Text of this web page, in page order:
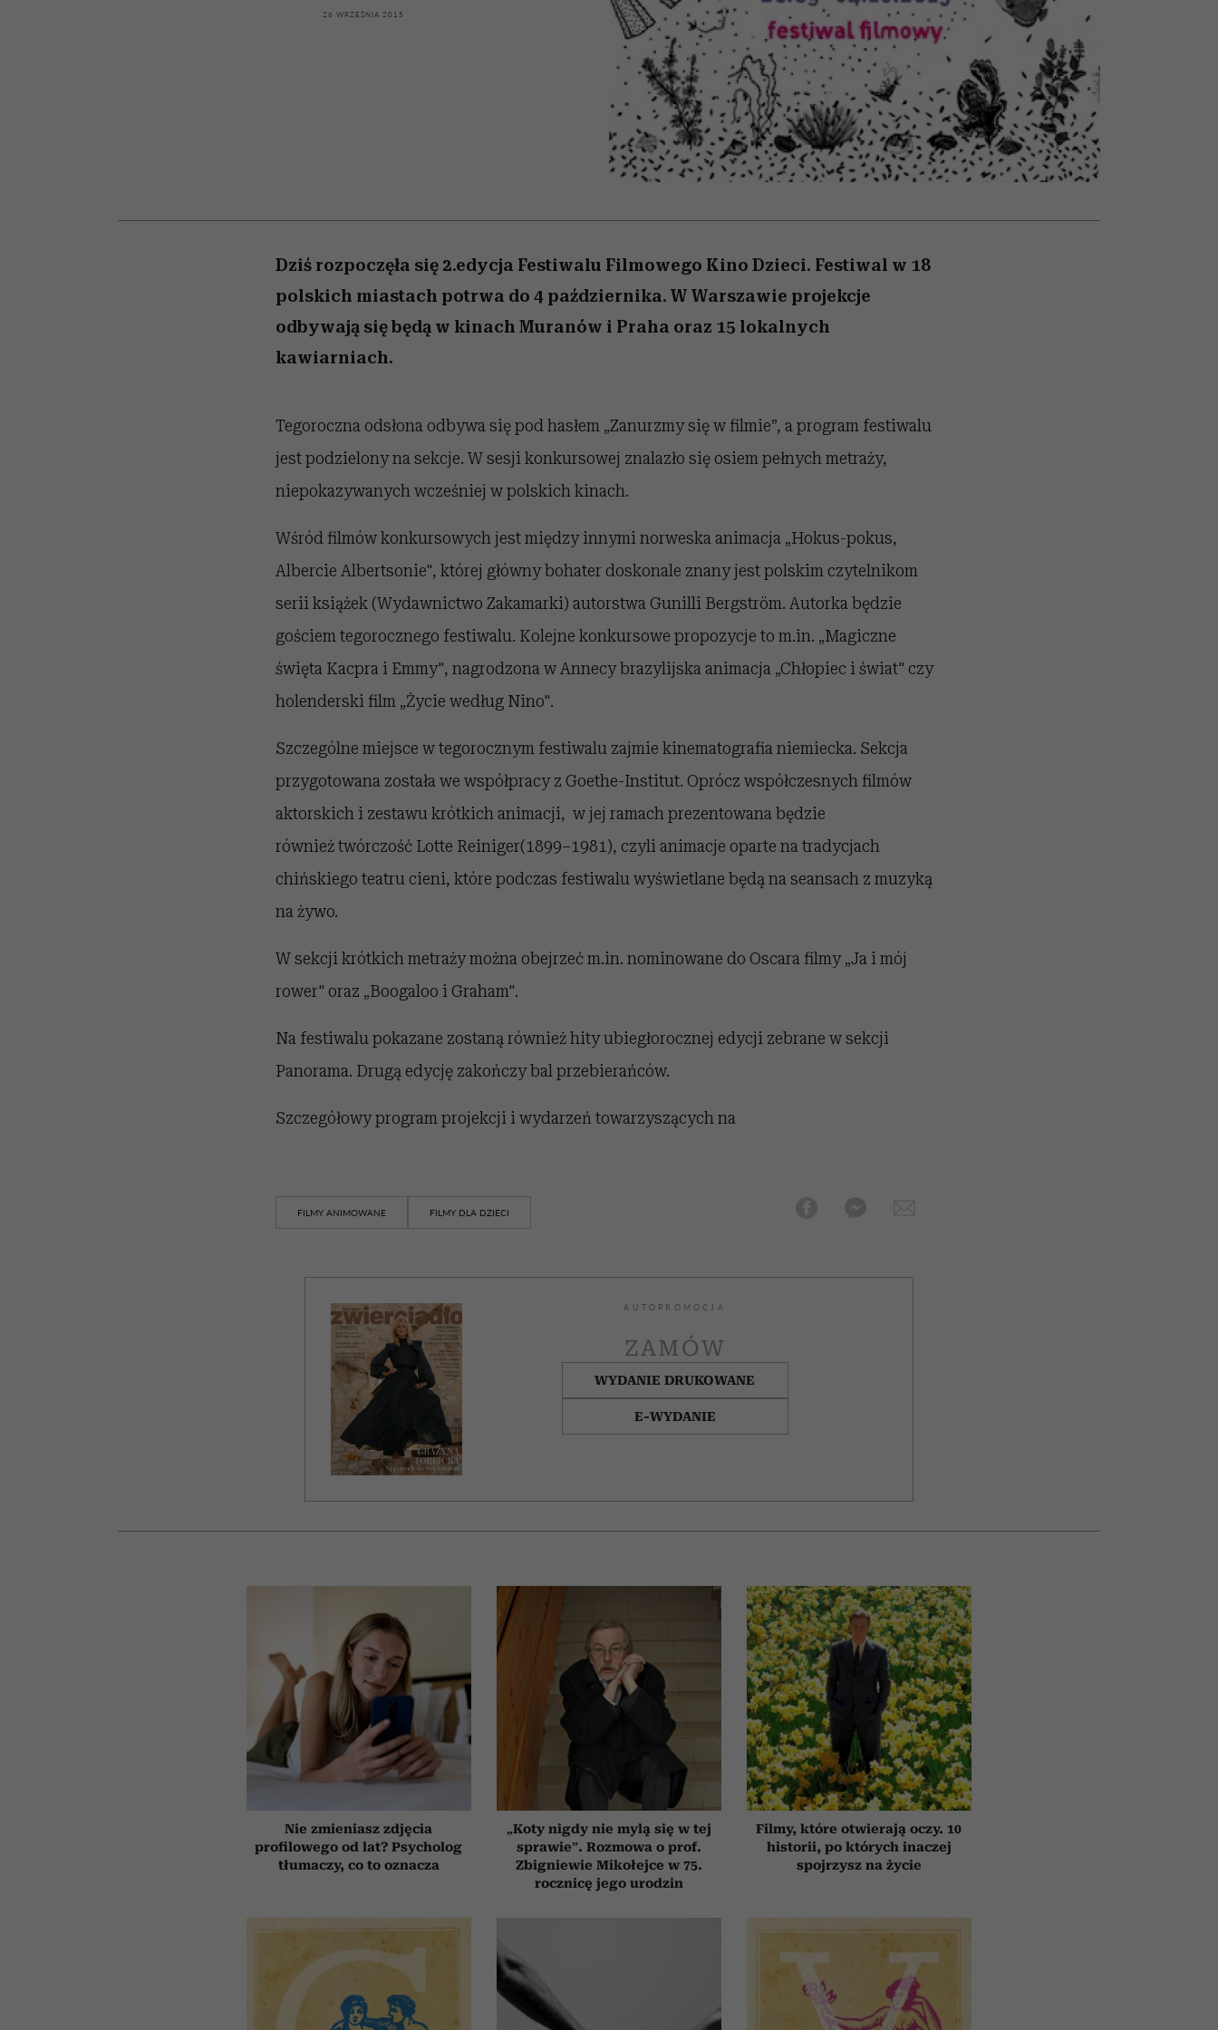
najbardziej pożądane
ubrania i marki sezonu
odc. 7]
26 WRZEŚNIA 2015
Dziś rozpoczęła się 2.edycja Festiwalu Filmowego Kino Dzieci. Festiwal w 18
polskich miastach potrwa do 4 października. W Warszawie projekcje
odbywają się będą w kinach Muranów i Praha oraz 15 lokalnych
kawiarniach.
Tegoroczna odsłona odbywa się pod hasłem „Zanurzmy się w filmie”, a program festiwalu
jest podzielony na sekcje. W sesji konkursowej znalazło się osiem pełnych metraży,
niepokazywanych wcześniej w polskich kinach.
Wśród filmów konkursowych jest między innymi norweska animacja „Hokus-pokus,
Albercie Albertsonie", której główny bohater doskonale znany jest polskim czytelnikom
serii książek (Wydawnictwo Zakamarki) autorstwa Gunilli Bergström. Autorka będzie
gościem tegorocznego festiwalu. Kolejne konkursowe propozycje to m.in. „Magiczne
święta Kacpra i Emmy", nagrodzona w Annecy brazylijska animacja „Chłopiec i świat" czy
holenderski film „Życie według Nino".
Szczególne miejsce w tegorocznym festiwalu zajmie kinematografia niemiecka. Sekcja
przygotowana została we współpracy z Goethe-Institut. Oprócz współczesnych filmów
aktorskich i zestawu krótkich animacji, w jej ramach prezentowana będzie
również twórczość Lotte Reiniger(1899–1981), czyli animacje oparte na tradycjach
chińskiego teatru cieni, które podczas festiwalu wyświetlane będą na seansach z muzyką
na żywo.
W sekcji krótkich metraży można obejrzeć m.in. nominowane do Oscara filmy „Ja i mój
rower" oraz „Boogaloo i Graham".
Na festiwalu pokazane zostaną również hity ubiegłorocznej edycji zebrane w sekcji
Panorama. Drugą edycję zakończy bal przebierańców.
Szczegółowy program projekcji i wydarzeń towarzyszących na
FILMY ANIMOWANE FILMY DLA DZIECI
AUTOPROMOCJA
ZAMÓW
WYDANIE DRUKOWANE
E-WYDANIE
Nie zmieniasz zdjęcia
profilowego od lat? Psycholog
tłumaczy, co to oznacza
„Koty nigdy nie mylą się w tej
sprawie”. Rozmowa o prof.
Zbigniewie Mikołejce w 75.
rocznicę jego urodzin
Filmy, które otwierają oczy. 10
historii, po których inaczej
spojrzysz na życie